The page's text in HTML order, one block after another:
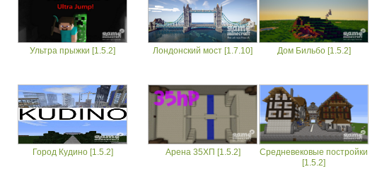
Ультра прыжки [1.5.2] Лондонский мост [1.7.10] Дом Бильбо [1.5.2]
Город Кудино [1.5.2] Арена 35ХП [1.5.2]
Средневековые постройки
[1.5.2]